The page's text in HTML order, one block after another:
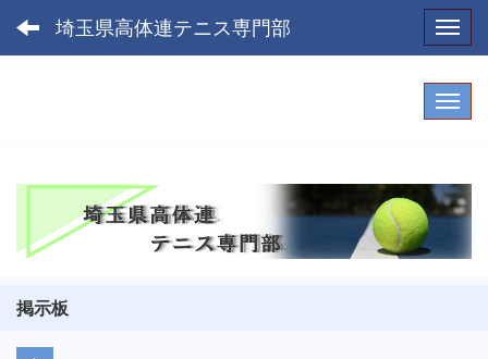
埼玉県高体連テニス専門部
掲示板